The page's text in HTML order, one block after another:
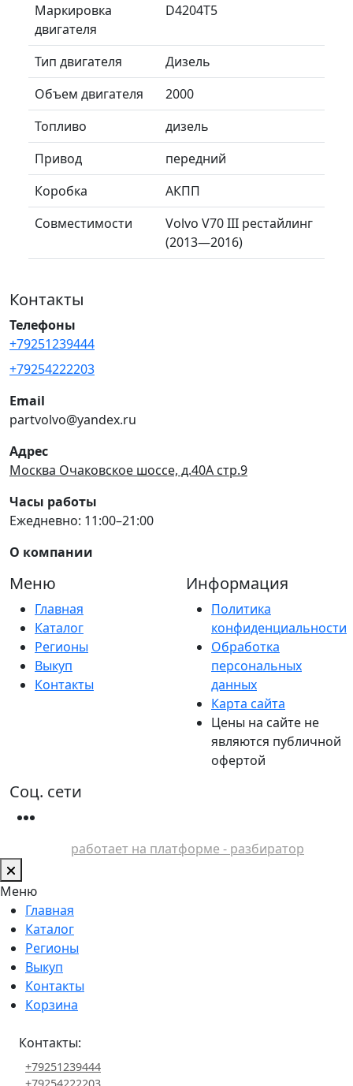
Маркировка
двигателя
D4204T5
Тип двигателя
Дизель
Объем двигателя
2000
Топливо
дизель
Привод
передний
Коробка
АКПП
Совместимости
Volvo V70 III рестайлинг
(2013—2016)
Контакты
Телефоны
+79251239444
+79254222203
Email
partvolvo@yandex.ru
Адрес
Москва Очаковское шоссе, д.40А стр.9
Часы работы
Ежедневно: 11:00–21:00
О компании
Меню
Главная
Каталог
Регионы
Выкуп
Контакты
Информация
Политика
конфиденциальности
Обработка
персональных
данных
Карта сайта
Цены на сайте не
являются публичной
офертой
Соц. сети
работает на платформе - разбиратор
Меню
Главная
Каталог
Регионы
Выкуп
Контакты
Корзина
Контакты:
+79251239444